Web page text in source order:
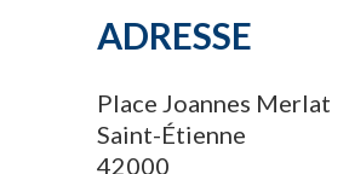
ADRESSE
Place Joannes Merlat
Saint-Étienne
42000